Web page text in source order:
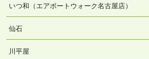
いつ和（エアポートウォーク名古屋店）
仙石
川平屋